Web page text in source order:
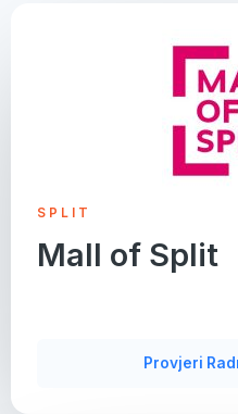
SPLIT
Mall of Split
Provjeri